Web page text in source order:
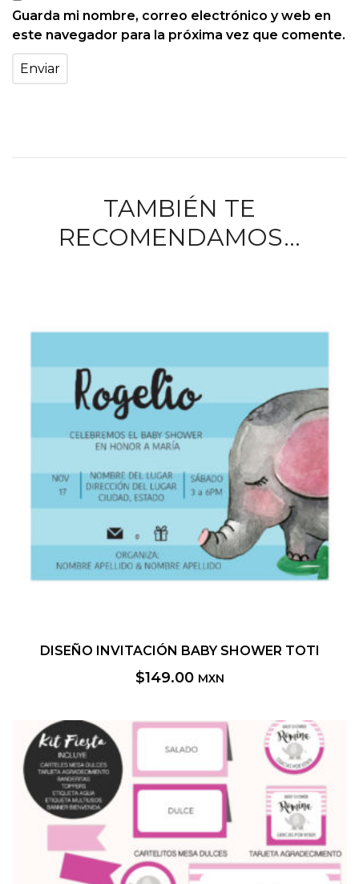
Guarda mi nombre, correo electrónico y web en
este navegador para la próxima vez que comente.
TAMBIÉN TE
RECOMENDAMOS…
DISEÑO INVITACIÓN BABY SHOWER TOTI
$149.00 MXN